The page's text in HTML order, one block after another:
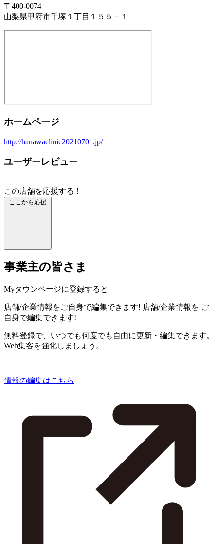
〒400-0074
山梨県甲府市千塚１丁目１５５－１
ホームページ
http://hanawaclinic20210701.jp/
ユーザーレビュー
この店舗を応援する！
ここから応援
事業主の皆さま
Myタウンページに登録すると
店舗/企業情報をご自身で編集できます! 店舗/企業情報を ご
自身で編集できます!
無料登録で、いつでも何度でも自由に更新・編集できます。
Web集客を強化しましょう。
情報の編集はこちら